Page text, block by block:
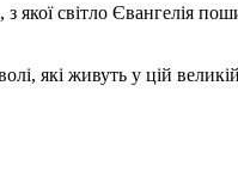
якої світло Євангелія
які живуть у цій